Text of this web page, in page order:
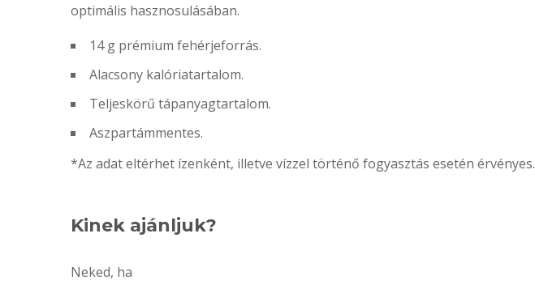
optimális hasznosulásában.
14 g prémium fehérjeforrás.
Alacsony kalóriatartalom.
Teljeskörű tápanyagtartalom.
Aszpartámmentes.
*Az adat eltérhet ízenként, illetve vízzel történő fogyasztás esetén érvényes.
Kinek ajánljuk?
Neked, ha